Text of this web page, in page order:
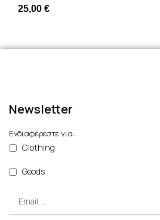
25,00 €
Newsletter
Ενδιαφέρεστε για:
Clothing
Goods